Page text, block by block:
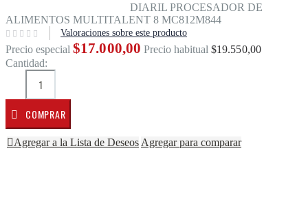
DIARIL PROCESADOR DE
ALIMENTOS MULTITALENT 8 MC812M844
Valoraciones sobre este producto
Precio especial $17.000,00 Precio habitual $19.550,00
Cantidad:
COMPRAR
Agregar a la Lista de Deseos Agregar para comparar